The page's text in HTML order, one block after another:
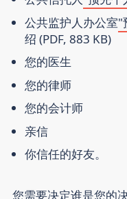
公共监护人办公室"
绍 (PDF, 883 KB)
您的医生
您的律师
您的会计师
亲信
你信任的好友。
您需要决定谁是您的